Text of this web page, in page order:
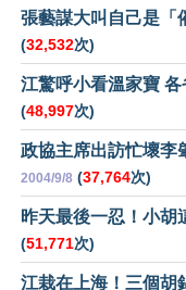
張藝謀大叫自己是「
(32,532次)
江驚呼小看溫家寶
(48,997次)
政協主席出訪忙壞李
2004/9/8 (37,764次)
昨天最後一忍！小胡
(51,771次)
江栽在上海！三個胡